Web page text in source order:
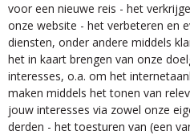
voor een nieuwe reis - het
onze website - het verbeteren en
diensten, onder andere middels
het in kaart brengen van onze
interesses, o.a. om het
maken middels het tonen van
jouw interesses via zowel onze
derden - het toesturen van (een